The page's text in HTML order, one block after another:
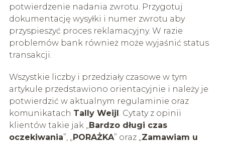
potwierdzenie nadania zwrotu. Przygotuj
dokumentację wysyłki i numer zwrotu aby
przyspieszyć proces reklamacyjny. W razie
problemów bank również może wyjaśnić status
transakcji.
Wszystkie liczby i przedziały czasowe w tym
artykule przedstawiono orientacyjnie i należy je
potwierdzić w aktualnym regulaminie oraz
komunikatach Tally Weijl. Cytaty z opinii
klientów takie jak „Bardzo długi czas
oczekiwania”, „PORAŻKA” oraz „Zamawiam u